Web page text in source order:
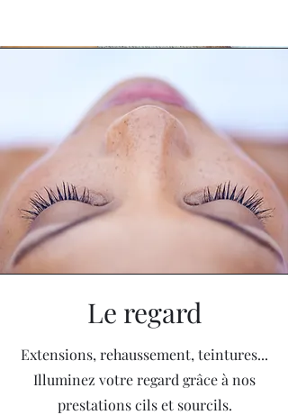
Le regard
Extensions, rehaussement, teintures...
Illuminez votre regard grâce à nos
prestations cils et sourcils.